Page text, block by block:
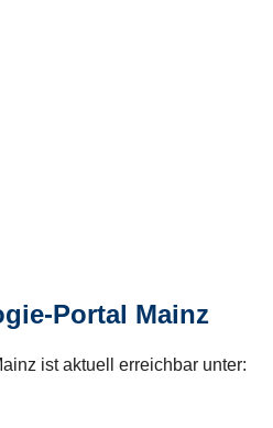
Portal Mainz
ist aktuell erreichbar unter: